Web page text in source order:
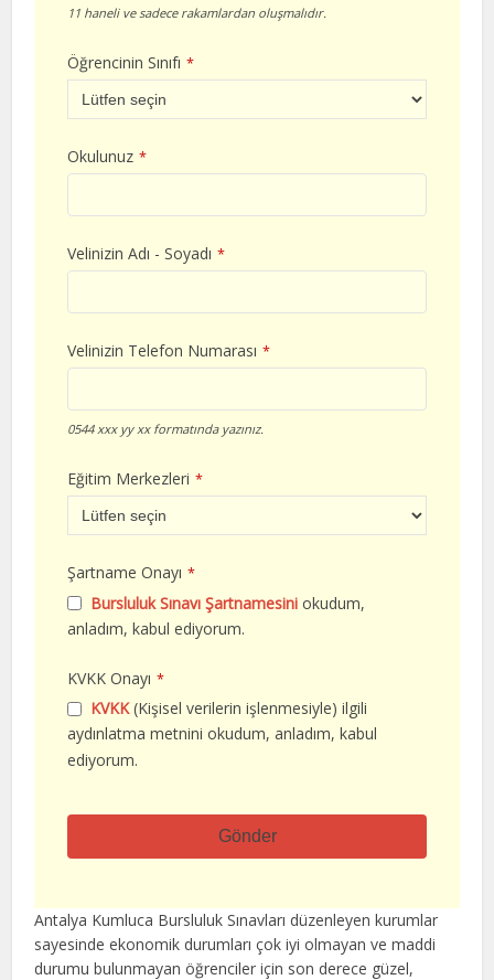
11 haneli ve sadece rakamlardan oluşmalıdır.
Öğrencinin Sınıfı *
Okulunuz *
Velinizin Adı - Soyadı *
Velinizin Telefon Numarası *
0544 xxx yy xx formatında yazınız.
Eğitim Merkezleri *
Şartname Onayı *
Bursluluk Sınavı Şartnamesini okudum,
anladım, kabul ediyorum.
KVKK Onayı *
KVKK(Kişisel verilerin işlenmesiyle) ilgili
aydınlatma metnini okudum, anladım, kabul
ediyorum.
Gönder
alan
boş
bırakılmalıdır
Antalya Kumluca Bursluluk Sınavları düzenleyen kurumlar
sayesinde ekonomik durumları çok iyi olmayan ve maddi
durumu bulunmayan öğrenciler için son derece güzel,